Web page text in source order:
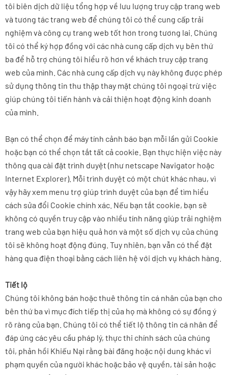
tôi biên dịch dữ liệu tổng hợp về lưu lượng truy cập trang web
và tương tác trang web để chúng tôi có thể cung cấp trải
nghiệm và công cụ trang web tốt hơn trong tương lai. Chúng
tôi có thể ký hợp đồng với các nhà cung cấp dịch vụ bên thứ
ba để hỗ trợ chúng tôi hiểu rõ hơn về khách truy cập trang
web của mình. Các nhà cung cấp dịch vụ này không được phép
sử dụng thông tin thu thập thay mặt chúng tôi ngoại trừ việc
giúp chúng tôi tiến hành và cải thiện hoạt động kinh doanh
của mình.
Bạn có thể chọn để máy tính cảnh báo bạn mỗi lần gửi Cookie
hoặc bạn có thể chọn tắt tất cả cookie. Bạn thực hiện việc này
thông qua cài đặt trình duyệt (như netscape Navigator hoặc
Internet Explorer). Mỗi trình duyệt có một chút khác nhau, vì
vậy hãy xem menu trợ giúp trình duyệt của bạn để tìm hiểu
cách sửa đổi Cookie chính xác. Nếu bạn tắt cookie, bạn sẽ
không có quyền truy cập vào nhiều tính năng giúp trải nghiệm
trang web của bạn hiệu quả hơn và một số dịch vụ của chúng
tôi sẽ không hoạt động đúng. Tuy nhiên, bạn vẫn có thể đặt
hàng qua điện thoại bằng cách liên hệ với dịch vụ khách hàng.
Tiết lộ
Chúng tôi không bán hoặc thuê thông tin cá nhân của bạn cho
bên thứ ba vì mục đích tiếp thị của họ mà không có sự đồng ý
rõ ràng của bạn. Chúng tôi có thể tiết lộ thông tin cá nhân để
đáp ứng các yêu cầu pháp lý, thực thi chính sách của chúng
tôi, phản hồi Khiếu Nại rằng bài đăng hoặc nội dung khác vi
phạm quyền của người khác hoặc bảo vệ quyền, tài sản hoặc